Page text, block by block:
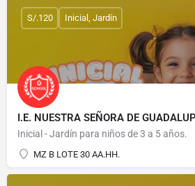
I.E. NUESTRA SEÑORA DE
Inicial - Jardín para niños de 3 a 5 años.
MZ B LOTE 30 AA.HH.
S/.120 Inicial, Jardín